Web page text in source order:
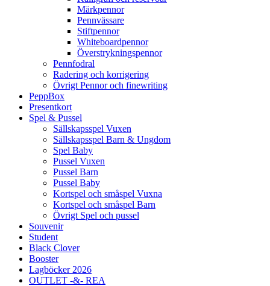
Märkpennor
Pennvässare
Stiftpennor
Whiteboardpennor
Överstrykningspennor
Pennfodral
Radering och korrigering
Övrigt Pennor och finewriting
PeppBox
Presentkort
Spel & Pussel
Sällskapsspel Vuxen
Sällskapsspel Barn & Ungdom
Spel Baby
Pussel Vuxen
Pussel Barn
Pussel Baby
Kortspel och småspel Vuxna
Kortspel och småspel Barn
Övrigt Spel och pussel
Souvenir
Student
Black Clover
Booster
Lagböcker 2026
OUTLET -&- REA